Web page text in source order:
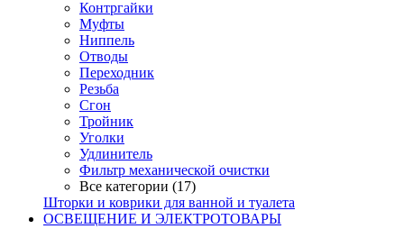
Контргайки
Муфты
Ниппель
Отводы
Переходник
Резьба
Сгон
Тройник
Уголки
Удлинитель
Фильтр механической очистки
Все категории (17)
Шторки и коврики для ванной и туалета
ОСВЕЩЕНИЕ И ЭЛЕКТРОТОВАРЫ